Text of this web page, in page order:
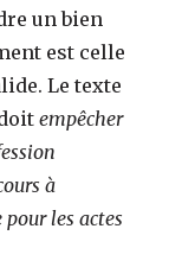
un bien
est celle
Le texte
empêcher
à
pour les actes